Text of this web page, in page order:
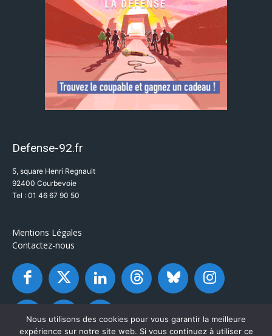
Defense-92.fr
5, square Henri Regnault
92400 Courbevoie
Tel : 01 46 67 90 50
Mentions Légales
Contactez-nous
Nous utilisons des cookies pour vous garantir la meilleure
expérience sur notre site web. Si vous continuez à utiliser ce